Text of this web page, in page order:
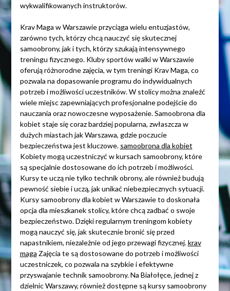
wykwalifikowanych instruktorów.
Krav Maga w Warszawie przyciąga wielu entuzjastów,
zarówno tych, którzy chcą nauczyć się skutecznej
samoobrony, jak i tych, którzy szukają intensywnego
treningu fizycznego. Kluby sportów walki w Warszawie
oferują różnorodne zajęcia, w tym treningi Krav Maga, co
pozwala na dopasowanie programu do indywidualnych
potrzeb i możliwości uczestników. W stolicy można znaleźć
wiele miejsc zapewniających profesjonalne podejście do
nauczania oraz nowoczesne wyposażenie. Samoobrona dla
kobiet staje się coraz bardziej popularna, zwłaszcza w
dużych miastach jak Warszawa, gdzie poczucie
bezpieczeństwa jest kluczowe. samoobrona dla kobiet
Kobiety mogą uczestniczyć w kursach samoobrony, które
są specjalnie dostosowane do ich potrzeb i możliwości.
Kursy te uczą nie tylko technik obrony, ale również budują
pewność siebie i uczą, jak unikać niebezpiecznych sytuacji.
Kursy samoobrony dla kobiet w Warszawie to doskonała
opcja dla mieszkanek stolicy, które chcą zadbać o swoje
bezpieczeństwo. Dzięki regularnym treningom kobiety
mogą nauczyć się, jak skutecznie bronić się przed
napastnikiem, niezależnie od jego przewagi fizycznej.krav
maga Zajęcia te są dostosowane do potrzeb i możliwości
uczestniczek, co pozwala na szybkie i efektywne
przyswajanie technik samoobrony. Na Białołęce, jednej z
dzielnic Warszawy, również dostępne są kursy samoobrony